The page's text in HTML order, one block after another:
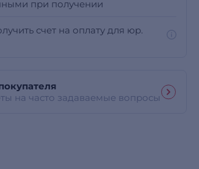
при получении
счет на оплату для юр.
на часто задаваемые вопросы